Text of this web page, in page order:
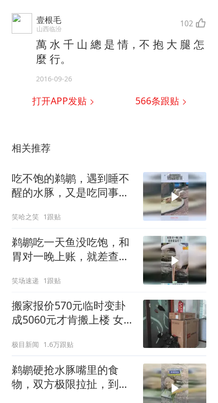
壹根毛
山西临汾 102
萬 水 千 山 總 是 情，不 抱 大 腿 怎
麼 行。
2016-09-26
打开APP发贴 566条跟贴
相关推荐
吃不饱的鹈鹕，遇到睡不
醒的水豚，又是吃同事的
笑哈之笑 1跟贴
鹈鹕吃一天鱼没吃饱，和
胃对一晚上账，就差查监
笑场速递 1跟贴
搬家报价570元临时变卦
成5060元才肯搬上楼 女子
极目新闻 1.6万跟贴
鹈鹕硬抢水豚嘴里的食
物，双方极限拉扯，到底